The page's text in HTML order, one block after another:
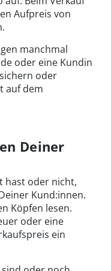
Aufpreis von
manchmal
oder eine Kundin
oder
auf dem
Deiner
hast oder nicht,
Kund:innen.
Köpfen lesen.
oder eine
ein